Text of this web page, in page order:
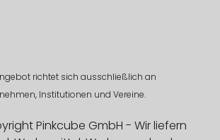
richtet sich ausschließlich an
Institutionen und Vereine.
Pinkcube GmbH - Wir liefern